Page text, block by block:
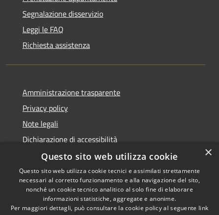
Segnalazione disservizio
Leggi le FAQ
Richiesta assistenza
Amministrazione trasparente
Privacy policy
Note legali
Dichiarazione di accessibilità
Accessibilità
Privacy
Copyright © 2026 • Comune di
Atri • Powered by
Municipium•Accesso
×
Questo sito web utilizza cookie
Questo sito web utilizza cookie tecnici e assimilati strettamente
necessari al corretto funzionamento e alla navigazione del sito,
nonché un cookie tecnico analitico al solo fine di elaborare
informazioni statistiche, aggregate e anonime.
Per maggiori dettagli, può consultare la cookie policy al seguente link